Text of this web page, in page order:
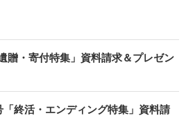
贈・寄付特集」資料請求＆プレゼン
終活・エンディング特集」資料請